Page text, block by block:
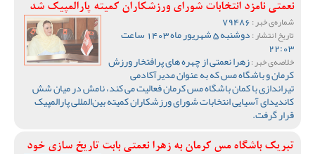
نعمتی نامزد انتخابات شورای ورزشکاران کمیته پارالمپیک شد
شماره‌ی خبر :
تاریخ انتشار : دوشنبه 5 شهریور ماه 1403 ساعت
22:03
خلاصه‌ی خبر :زهرا نعمتی از چهره های پرافتخار ورزش
کرمان و باشگاه مس که به عنوان مدیرآکادمی
تیراندازی با کمان باشگاه مس کرمان فعالیت می کند، نامش در میان شش
کاندیدای آسیایی انتخابات شورای ورزشکاران کمیته بین‌المللی پارالمپیک
قرار گرفت.
تبریک باشگاه مس کرمان به زهرا نعمتی بابت تاریخ سازی خود